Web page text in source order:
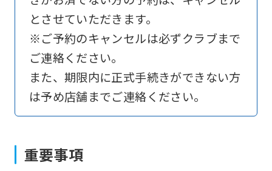
とさせていただきます。
※ご予約のキャンセルは必ずクラブまで
ご連絡ください。
また、期限内に正式手続きができない方
は予め店舗までご連絡ください。
重要事項
to
return
the
top
page.